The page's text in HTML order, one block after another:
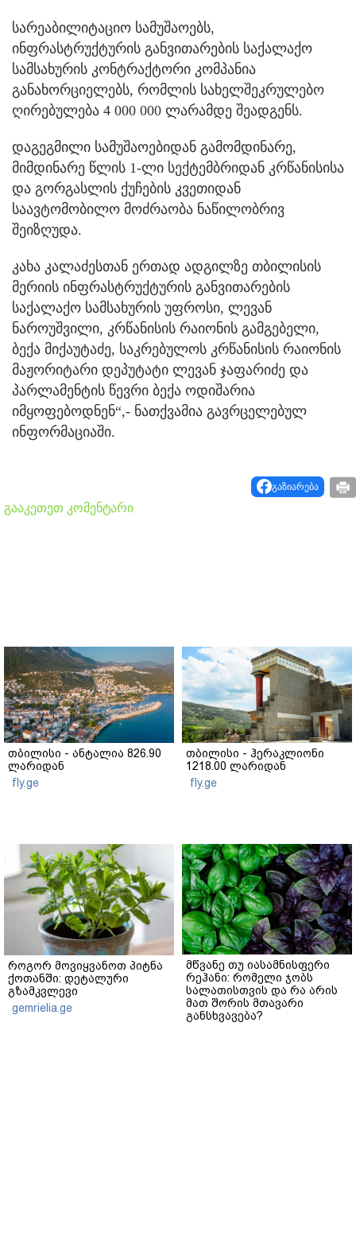
სარეაბილიტაციო სამუშაოებს,
ინფრასტრუქტურის განვითარების საქალაქო
სამსახურის კონტრაქტორი კომპანია
განახორციელებს, რომლის სახელშეკრულებო
ღირებულება 4 000 000 ლარამდე შეადგენს.
დაგეგმილი სამუშაოებიდან გამომდინარე,
მიმდინარე წლის 1-ლი სექტემბრიდან კრწანისისა
და გორგასლის ქუჩების კვეთიდან
საავტომობილო მოძრაობა ნაწილობრივ
შეიზღუდა.
კახა კალაძესთან ერთად ადგილზე თბილისის
მერიის ინფრასტრუქტურის განვითარების
საქალაქო სამსახურის უფროსი, ლევან
ნაროუშვილი, კრწანისის რაიონის გამგებელი,
ბექა მიქაუტაძე, საკრებულოს კრწანისის რაიონის
მაჟორიტარი დეპუტატი ლევან ჯაფარიძე და
პარლამენტის წევრი ბექა ოდიშარია
იმყოფებოდნენ“,- ნათქვამია გავრცელებულ
ინფორმაციაში.
გაზიარება
გააკეთეთ კომენტარი
თბილისი - ანტალია 826.90
ლარიდან
fly.ge
თბილისი - ჰერაკლიონი
1218.00 ლარიდან
fly.ge
როგორ მოვიყვანოთ პიტნა
ქოთანში: დეტალური
გზამკვლევი
gemrielia.ge
მწვანე თუ იასამნისფერი
რეჰანი: რომელი ჯობს
სალათისთვის და რა არის
მათ შორის მთავარი
განსხვავება?